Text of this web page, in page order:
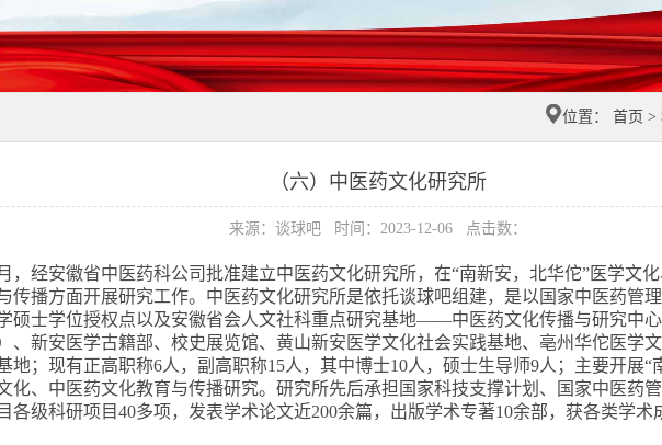
位置： 首页 >
（六）中医药文化研究所
来源：谈球吧 时间：2023-12-06 点击数：
，经安徽省中医药科公司批准建立中医药文化研究所，在“南新安，北华佗”医学文
传播方面开展研究工作。中医药文化研究所是依托谈球吧组建，是以国家中医药
硕士学位授权点以及安徽省会人文社科重点研究基地——中医药文化传播与研究中
、新安医学古籍部、校史展览馆、黄山新安医学文化社会实践基地、亳州华佗医学
地；现有正高职称6人，副高职称15人，其中博士10人，硕士生导师9人；主要开展“
化、中医药文化教育与传播研究。研究所先后承担国家科技支撑计划、国家中医药
各级科研项目40多项，发表学术论文近200余篇，出版学术专著10余部，获各类学术